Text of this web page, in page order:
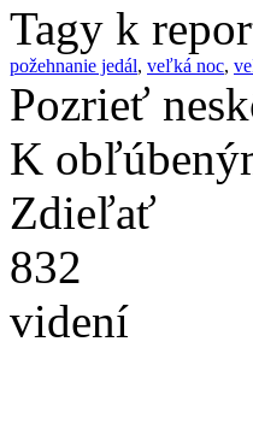
Tagy k
požehnanie jedál, veľká noc,
Pozrieť
K
Zdieľať
832
videní